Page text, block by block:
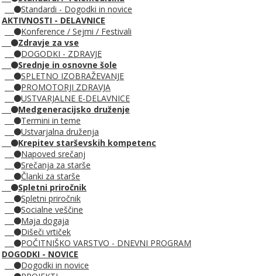
Standardi - Dogodki in novice
AKTIVNOSTI - DELAVNICE
Konference / Sejmi / Festivali
Zdravje za vse
DOGODKI - ZDRAVJE
Srednje in osnovne šole
SPLETNO IZOBRAŽEVANJE
PROMOTORJI ZDRAVJA
USTVARJALNE E-DELAVNICE
Medgeneracijsko druženje
Termini in teme
Ustvarjalna druženja
Krepitev starševskih kompetenc
Napoved srečanj
Srečanja za starše
Članki za starše
Spletni priročnik
Spletni priročnik
Socialne veščine
Maja dogaja
Dišeči vrtiček
POČITNIŠKO VARSTVO - DNEVNI PROGRAM
DOGODKI - NOVICE
Dogodki in novice